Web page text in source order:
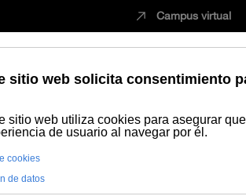
Campus virtual
Estudiar
Ep. 07 Los Innovables. Diseño